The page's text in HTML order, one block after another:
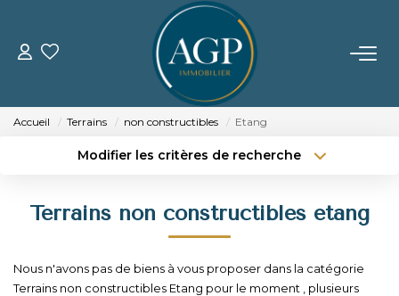
ACHETER
Nos Biens Vendus
LOUER
Accueil Terrains non constructibles Etang
Modifier les critères de recherche
Type de bien
Budget max Plus de critères
Terrains non constructibles etang
Nous n'avons pas de biens à vous proposer dans la catégorie
Terrains non constructibles Etang pour le moment , plusieurs